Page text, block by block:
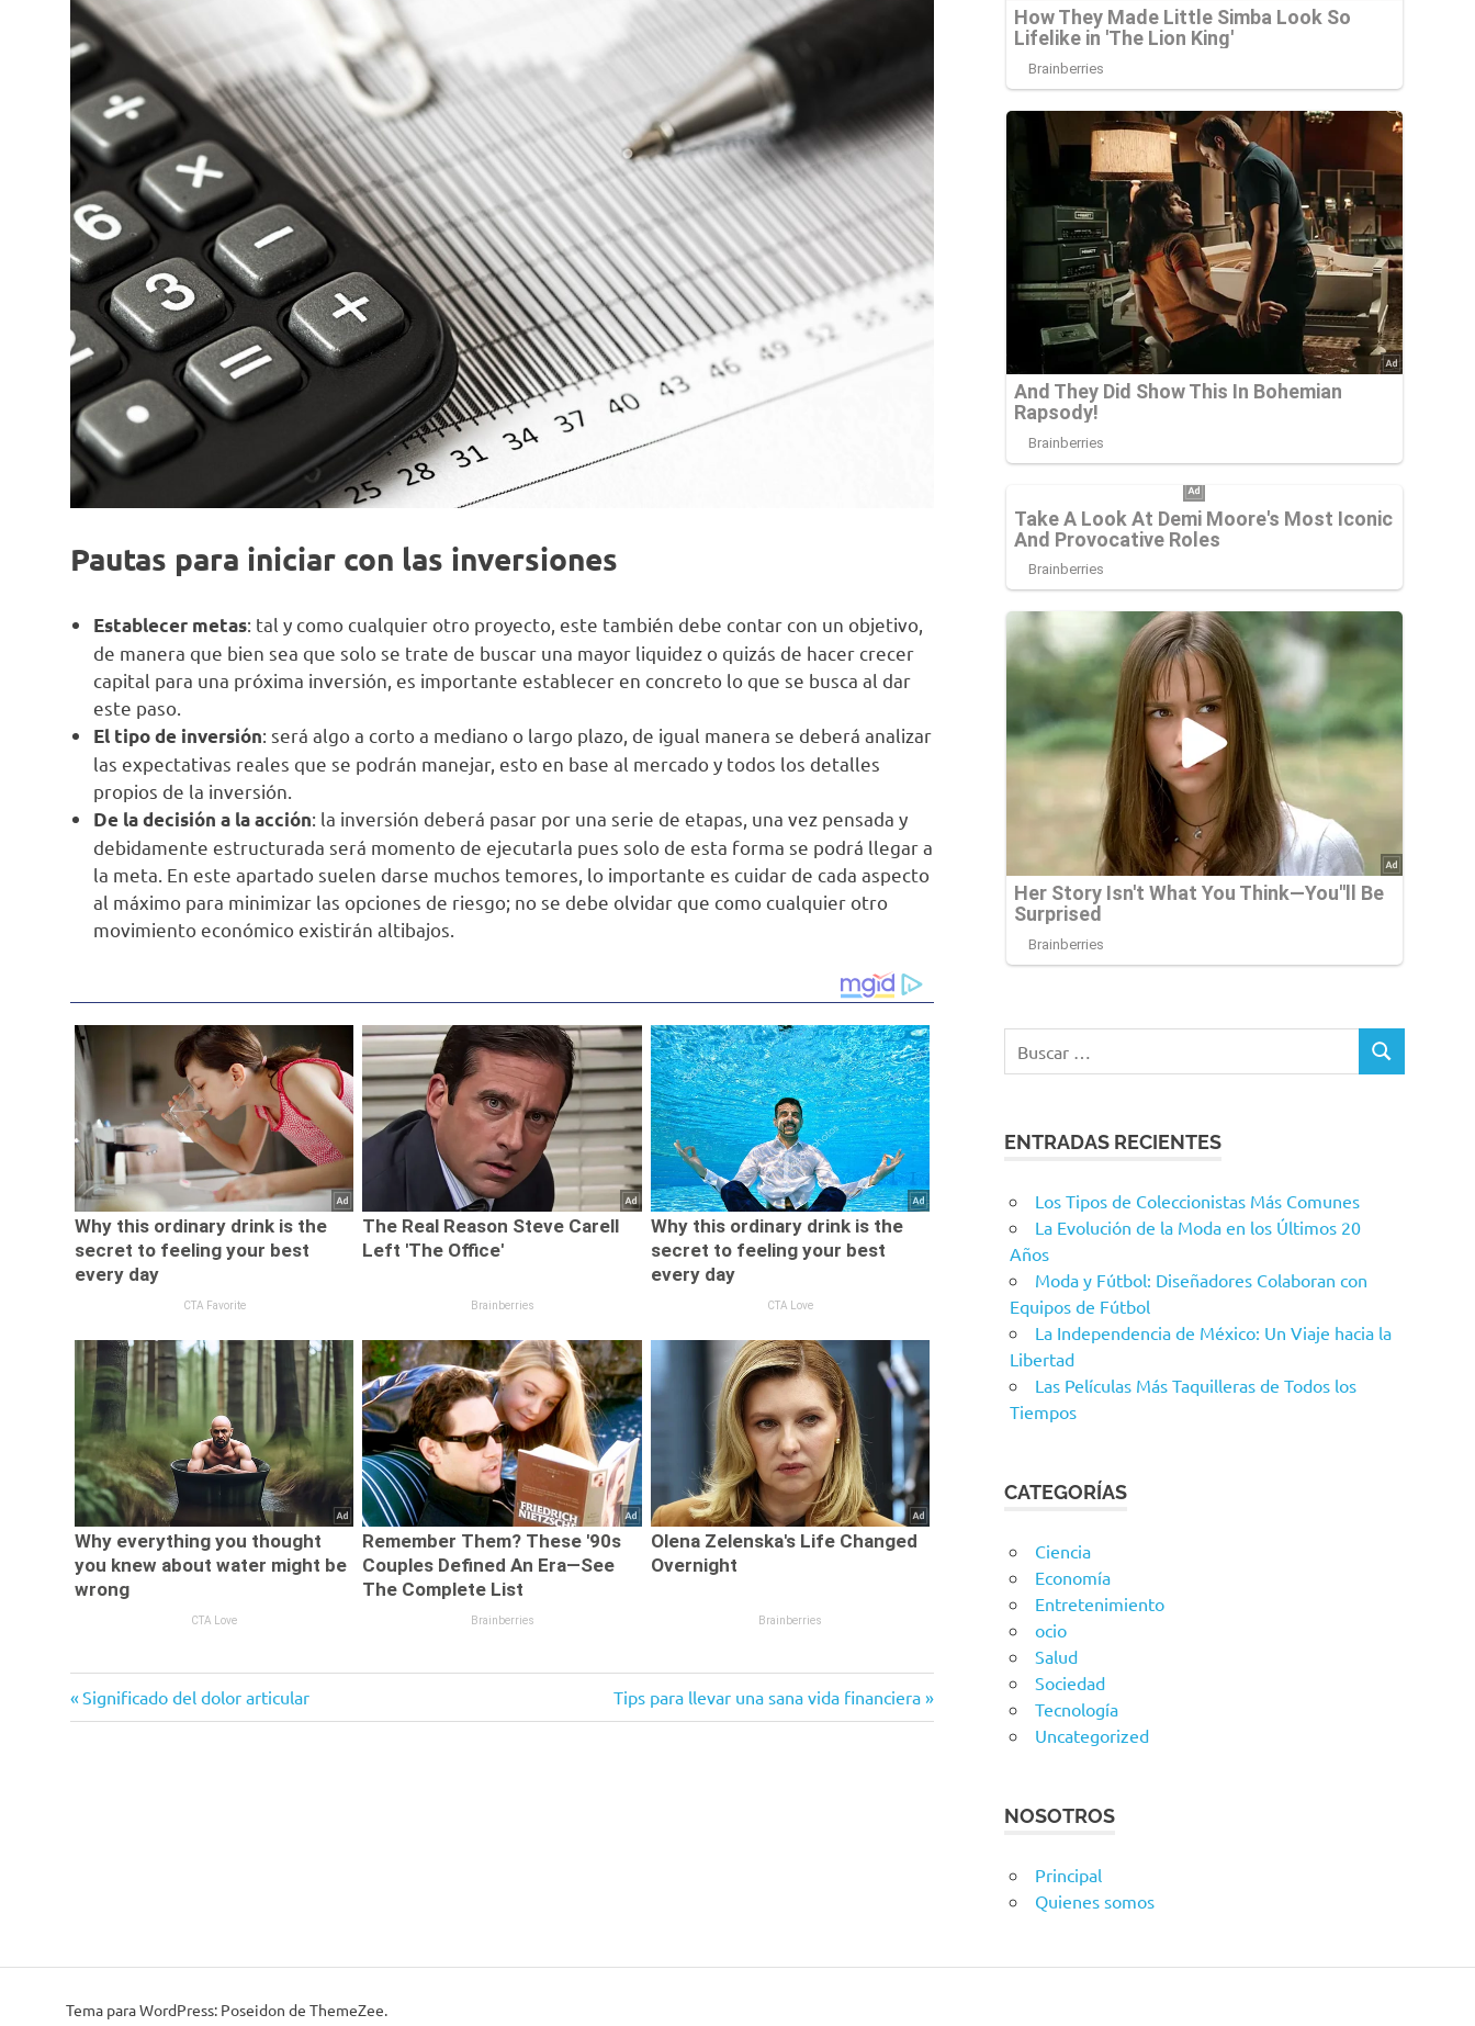
Pautas para iniciar con las inversiones
Establecer metas: tal y como cualquier otro proyecto, este también debe contar con un objetivo,
de manera que bien sea que solo se trate de buscar una mayor liquidez o quizás de hacer crecer
capital para una próxima inversión, es importante establecer en concreto lo que se busca al dar
este paso.
El tipo de inversión: será algo a corto a mediano o largo plazo, de igual manera se deberá analizar
las expectativas reales que se podrán manejar, esto en base al mercado y todos los detalles
propios de la inversión.
De la decisión a la acción: la inversión deberá pasar por una serie de etapas, una vez pensada y
debidamente estructurada será momento de ejecutarla pues solo de esta forma se podrá llegar a
la meta. En este apartado suelen darse muchos temores, lo importante es cuidar de cada aspecto
al máximo para minimizar las opciones de riesgo; no se debe olvidar que como cualquier otro
movimiento económico existirán altibajos.
Navegación
Entrada
anterior:
Significado del dolor articular
Siguiente
entrada:
Tips para llevar una sana vida financiera
BUSCAR
ENTRADAS RECIENTES
Los Tipos de Coleccionistas Más Comunes
La Evolución de la Moda en los Últimos 20
Años
Moda y Fútbol: Diseñadores Colaboran con
Equipos de Fútbol
La Independencia de México: Un Viaje hacia la
Libertad
Las Películas Más Taquilleras de Todos los
Tiempos
CATEGORÍAS
Ciencia
Economía
Entretenimiento
ocio
Salud
Sociedad
Tecnología
Uncategorized
NOSOTROS
Principal
Quienes somos
Tema para WordPress: Poseidon de ThemeZee.